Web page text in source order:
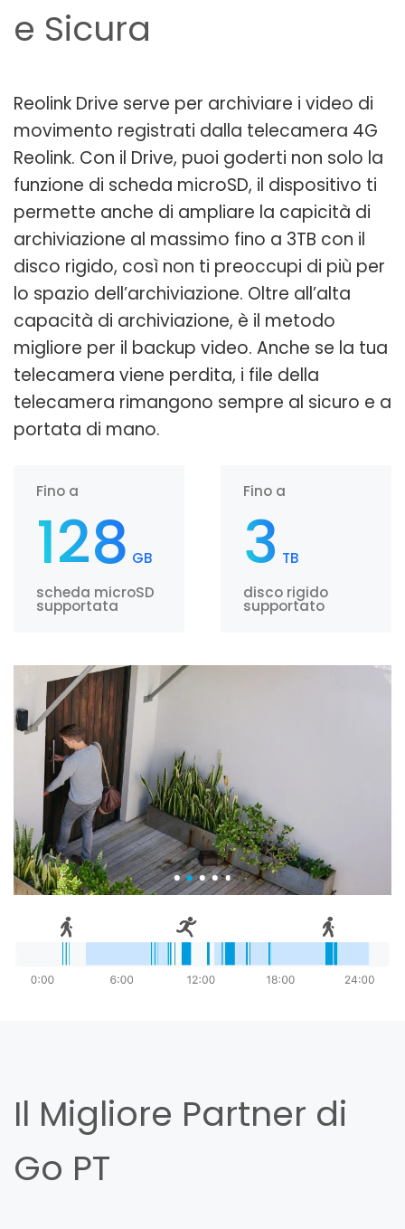
e Sicura
Reolink Drive serve per archiviare i video di
movimento registrati dalla telecamera 4G
Reolink. Con il Drive, puoi goderti non solo la
funzione di scheda microSD, il dispositivo ti
permette anche di ampliare la capicità di
archiviazione al massimo fino a 3TB con il
disco rigido, così non ti preoccupi di più per
lo spazio dell’archiviazione. Oltre all’alta
capacità di archiviazione, è il metodo
migliore per il backup video. Anche se la tua
telecamera viene perdita, i file della
telecamera rimangono sempre al sicuro e a
portata di mano.
Fino a
128 GB
scheda microSD
supportata
Fino a
3 TB
disco rigido
supportato
Il Migliore Partner di
Go PT